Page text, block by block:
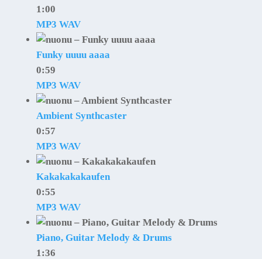
1:00
MP3 WAV
Funky uuuu aaaa
0:59
MP3 WAV
Ambient Synthcaster
0:57
MP3 WAV
Kakakakakaufen
0:55
MP3 WAV
Piano, Guitar Melody & Drums
1:36